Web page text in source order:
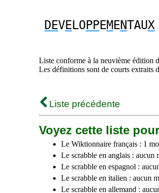
DEVE LOPPEM ENTAUX
Liste conforme à la neuvième édition
Les définitions sont de courts extraits
Liste précédente
Voyez cette liste
Le Wiktionnaire français : 1
Le scrabble en anglais : aucun
Le scrabble en espagnol :
Le scrabble en italien : aucun
Le scrabble en allemand :